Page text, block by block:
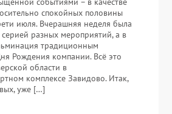
спокойных половины
июля. Вчерашняя неделя была
разных мероприятий, а в
традиционным
Рождения компании. Всё это
области в
комплексе Завидово. Итак,
уже […]